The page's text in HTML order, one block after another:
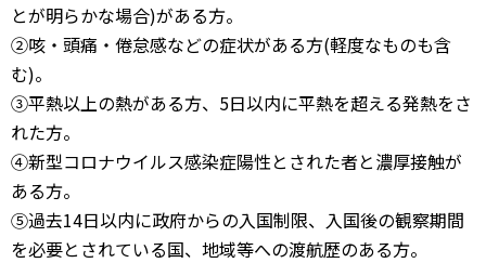
とが明らかな場合)がある方。
②咳・頭痛・倦怠感などの症状がある方(軽度なものも含
む)。
③平熱以上の熱がある方、5日以内に平熱を超える発熱をさ
れた方。
④新型コロナウイルス感染症陽性とされた者と濃厚接触が
ある方。
⑤過去14日以内に政府からの入国制限、入国後の観察期間
を必要とされている国、地域等への渡航歴のある方。